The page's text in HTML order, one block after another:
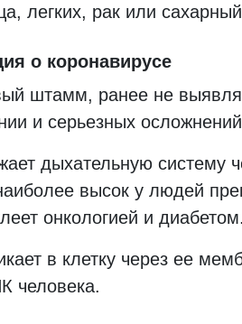
легких, рак или
о коронавирусе
штамм, ранее не
и серьезных
дыхательную систему
высок у людей
онкологией и диабетом.
в клетку через ее
человека.